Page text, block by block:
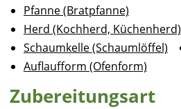
Pfanne (Bratpfanne)
Herd (Kochherd, Küchenherd)
Schaumkelle (Schaumlöffel)
Auflaufform (Ofenform)
Zubereitungsart